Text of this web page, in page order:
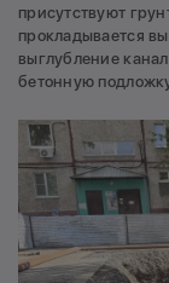
присутствуют
прокладывается
выглубление
бетонную